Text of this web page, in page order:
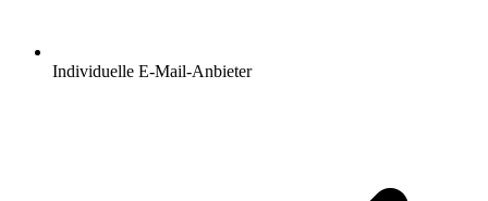
Individuelle E-Mail-Anbieter